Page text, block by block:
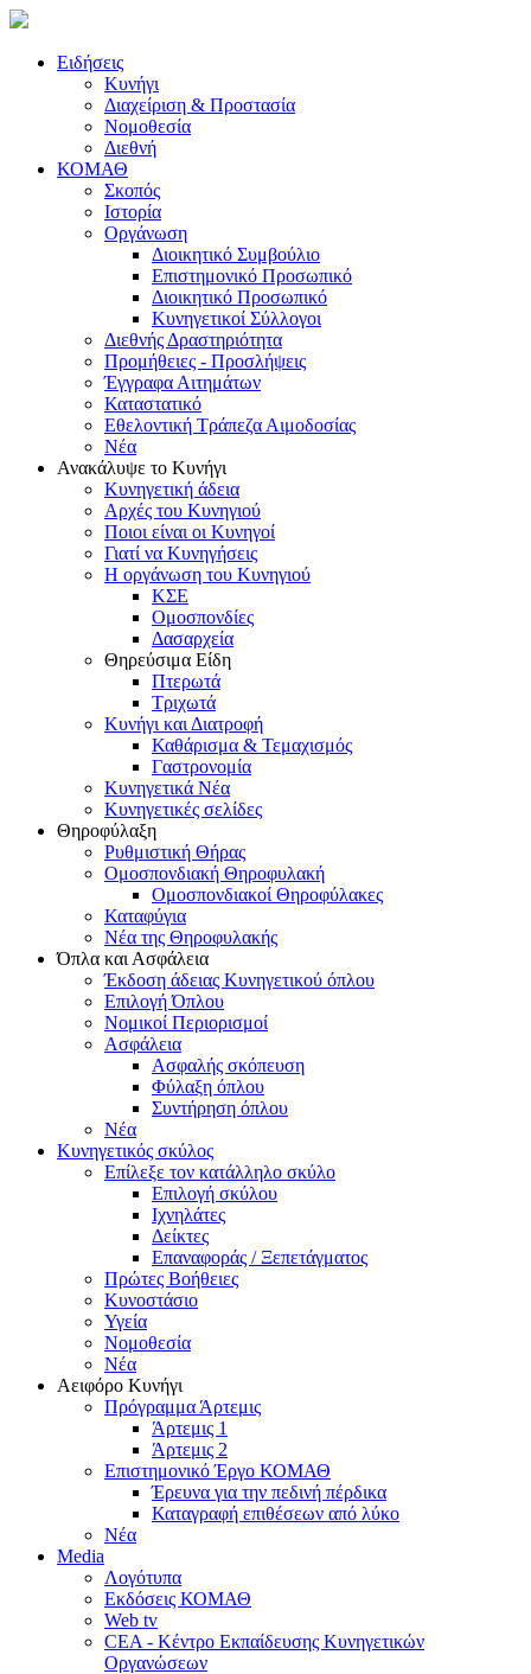
Ειδήσεις
Κυνήγι
Διαχείριση & Προστασία
Νομοθεσία
Διεθνή
ΚΟΜΑΘ
Σκοπός
Ιστορία
Οργάνωση
Διοικητικό Συμβούλιο
Επιστημονικό Προσωπικό
Διοικητικό Προσωπικό
Κυνηγετικοί Σύλλογοι
Διεθνής Δραστηριότητα
Προμήθειες - Προσλήψεις
Έγγραφα Αιτημάτων
Καταστατικό
Εθελοντική Τράπεζα Αιμοδοσίας
Νέα
Ανακάλυψε το Κυνήγι
Κυνηγετική άδεια
Αρχές του Κυνηγιού
Ποιοι είναι οι Κυνηγοί
Γιατί να Κυνηγήσεις
Η οργάνωση του Κυνηγιού
ΚΣΕ
Ομοσπονδίες
Δασαρχεία
Θηρεύσιμα Είδη
Πτερωτά
Τριχωτά
Κυνήγι και Διατροφή
Καθάρισμα & Τεμαχισμός
Γαστρονομία
Κυνηγετικά Νέα
Κυνηγετικές σελίδες
Θηροφύλαξη
Ρυθμιστική Θήρας
Ομοσπονδιακή Θηροφυλακή
Oμοσπονδιακοί Θηροφύλακες
Καταφύγια
Νέα της Θηροφυλακής
Όπλα και Ασφάλεια
Έκδοση άδειας Κυνηγετικού όπλου
Επιλογή Όπλου
Νομικοί Περιορισμοί
Ασφάλεια
Ασφαλής σκόπευση
Φύλαξη όπλου
Συντήρηση όπλου
Νέα
Κυνηγετικός σκύλος
Επίλεξε τον κατάλληλο σκύλο
Επιλογή σκύλου
Ιχνηλάτες
Δείκτες
Επαναφοράς / Ξεπετάγματος
Πρώτες Βοήθειες
Κυνοστάσιο
Υγεία
Νομοθεσία
Νέα
Αειφόρο Κυνήγι
Πρόγραμμα Άρτεμις
Άρτεμις 1
Άρτεμις 2
Επιστημονικό Έργο ΚΟΜΑΘ
Έρευνα για την πεδινή πέρδικα
Καταγραφή επιθέσεων από λύκο
Νέα
Media
Λογότυπα
Εκδόσεις ΚΟΜΑΘ
Web tv
CEA - Κέντρο Εκπαίδευσης Κυνηγετικών
Οργανώσεων